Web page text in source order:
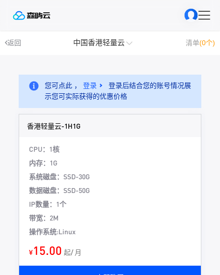
返回 中国香港轻量云 清单(0个)
您可点此 ， 登录
登录后结合您的账号情况展
示您可实际获得的优惠价格
香港轻量云-1H1G
CPU：1核
内存：1G
系统磁盘：SSD-30G
数据磁盘：SSD-50G
IP数量：1个
带宽：2M
操作系统:Linux
¥15.00 起/ 月